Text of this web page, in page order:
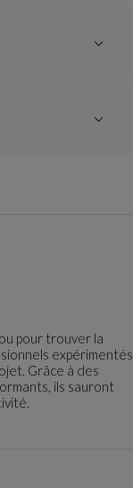
pour trouver la
expérimentés
Grâce à des
ils sauront